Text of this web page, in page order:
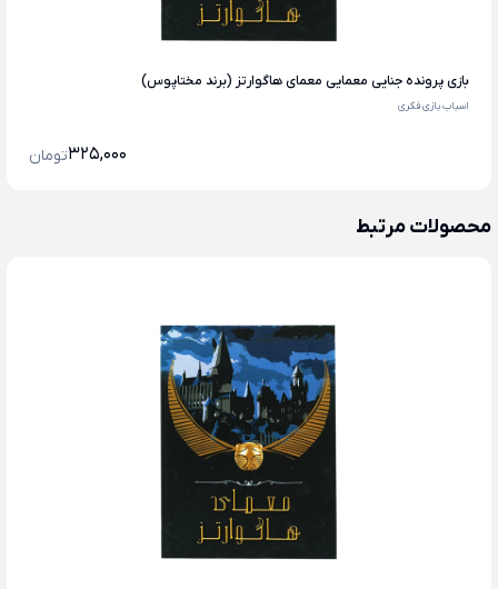
بازی پرونده جنایی معمایی معمای هاگوارتز (برند مختاپوس)
اسباب بازی فکری
325,000تومان
محصولات مرتبط